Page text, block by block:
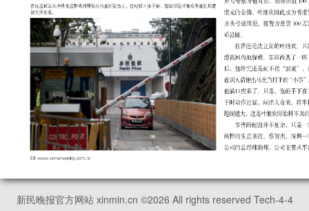
新民晚报官方网站 xinmin.cn ©2026 All rights reserved Tech-4-4